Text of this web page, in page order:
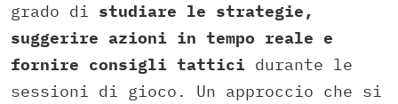
grado di studiare le strategie,
suggerire azioni in tempo reale e
fornire consigli tattici durante le
sessioni di gioco. Un approccio che si